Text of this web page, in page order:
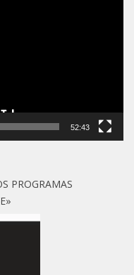
52:43
PROGRAMAS